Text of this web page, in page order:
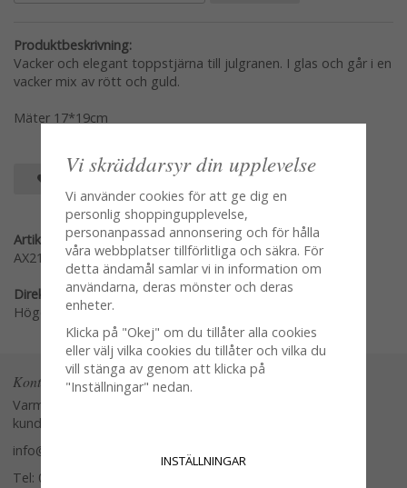
Produktbeskrivning:
Vacker och elegant toppstjärna till julgranen. I glas och går i en
vacker mix av rött och guld.
Mäter 17*19cm
Artikelnummer:
AX21-30111B
Direktlänk:
Högerklicka och kopiera adressen
Kontakta oss
Varmt välkommen att kontakta vår
kundtjänst.
info@glasverandan.se
Tel: 079-3495968
Vi skräddarsyr din upplevelse
Vi använder cookies för att ge dig en
personlig shoppingupplevelse,
personanpassad annonsering och för hålla
våra webbplatser tillförlitliga och säkra. För
detta ändamål samlar vi in information om
användarna, deras mönster och deras
enheter.
Klicka på "Okej" om du tillåter alla cookies
eller välj vilka cookies du tillåter och vilka du
vill stänga av genom att klicka på
"Inställningar" nedan.
INSTÄLLNINGAR